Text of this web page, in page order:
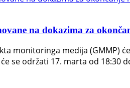
na dokazima za
monitoringa medija (GMMP)
se održati 17. marta od 18:30